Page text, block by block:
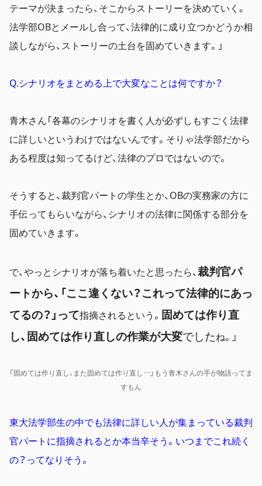
テーマが決まったら、そこからストーリーを決めていく。
法学部OBとメールし合って、法律的に成り立つかどうか相
談しながら、ストーリーの土台を固めていきます。」
Q.シナリオをまとめる上で大変なことは何ですか？
青木さん「各幕のシナリオを書く人が必ずしもすごく法律
に詳しいというわけではないんです。そりゃ法学部だから
ある程度は知ってるけど、法律のプロではないので。
そうすると、裁判官パートの学生とか、OBの実務家の方に
手伝ってもらいながら、シナリオの法律に関係する部分を
固めていきます。
で、やっとシナリオが落ち着いたと思ったら、裁判官パ
ートから、「ここ違くない？これって法律的にあっ
てるの？」って指摘されるという。 固めては作り直
し、固めては作り直しの作業が大変でしたね。」
「固めては作り直し、また固めては作り直し…」もう青木さんの手が物語ってま
すもん
東大法学部生の中でも法律に詳しい人が集まっている裁判
官パートに指摘されるとか本当辛そう。いつまでこれ続く
の？ってなりそう。